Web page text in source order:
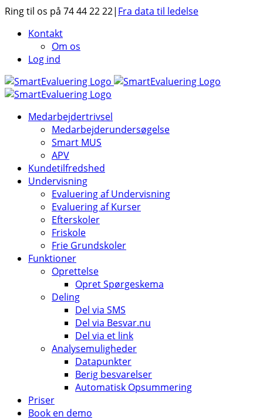
Skip
content
Ring til os på 74 44 22 22| Fra data til ledelse
Kontakt
Om os
Log ind
Medarbejdertrivsel
Medarbejderundersøgelse
Smart MUS
APV
Kundetilfredshed
Undervisning
Evaluering af Undervisning
Evaluering af Kurser
Efterskoler
Friskole
Frie Grundskoler
Funktioner
Oprettelse
Opret Spørgeskema
Deling
Del via SMS
Del via Besvar.nu
Del via et link
Analysemuligheder
Datapunkter
Berig besvarelser
Automatisk Opsummering
Priser
Book en demo